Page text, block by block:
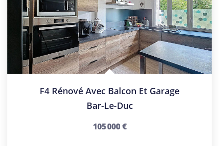
F4 Rénové Avec Balcon Et Garage
Bar-Le-Duc
105 000 €